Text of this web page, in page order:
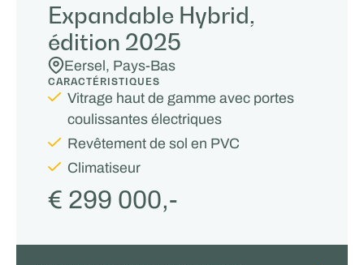
Expandable Hybrid,
édition 2025
Eersel, Pays-Bas
CARACTÉRISTIQUES
Vitrage haut de gamme avec portes
coulissantes électriques
Revêtement de sol en PVC
Climatiseur
€ 299 000,-